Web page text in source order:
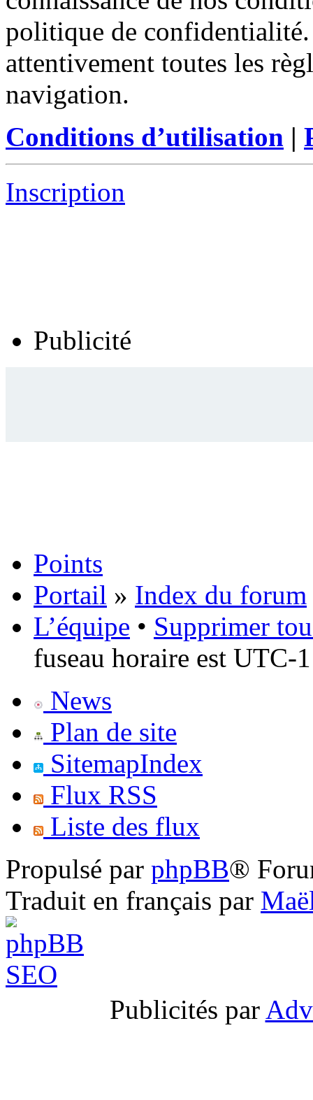
politique de
attentivement toutes les
navigation.
Conditions d’utilisation |
Inscription
Publicité
Points
Portail » Index du forum
L’équipe • Supprimer
fuseau horaire est UTC-
News
Plan de site
SitemapIndex
Flux RSS
Liste des flux
Propulsé par phpBB®
Traduit en français par
Publicités par